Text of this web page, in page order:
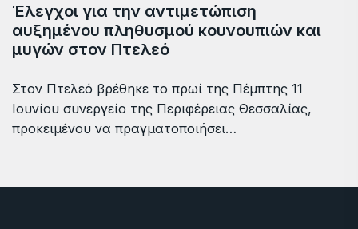
Έλεγχοι για την αντιμετώπιση
αυξημένου πληθυσμού κουνουπιών και
μυγών στον Πτελεό
Στον Πτελεό βρέθηκε το πρωί της Πέμπτης 11
Ιουνίου συνεργείο της Περιφέρειας Θεσσαλίας,
προκειμένου να πραγματοποιήσει…